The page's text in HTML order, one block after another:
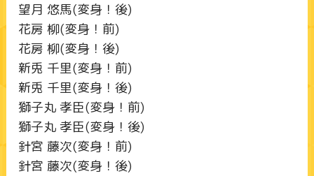
望月 悠馬(変身！後)
花房 柳(変身！前)
花房 柳(変身！後)
新兎 千里(変身！前)
新兎 千里(変身！後)
獅子丸 孝臣(変身！前)
獅子丸 孝臣(変身！後)
針宮 藤次(変身！前)
針宮 藤次(変身！後)